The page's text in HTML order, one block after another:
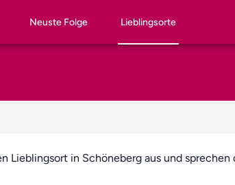
Neuste Folge Lieblingsorte
in Schöneberg aus und